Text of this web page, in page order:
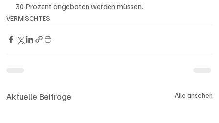
30 Prozent angeboten werden müssen.
VERMISCHTES
Aktuelle Beiträge Alle ansehen